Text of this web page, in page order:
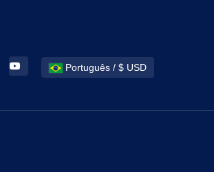
Português / $ USD